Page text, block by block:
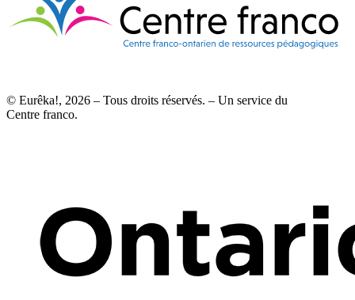
© Eurêka!, 2026 – Tous droits réservés. – Un service du
Centre franco.